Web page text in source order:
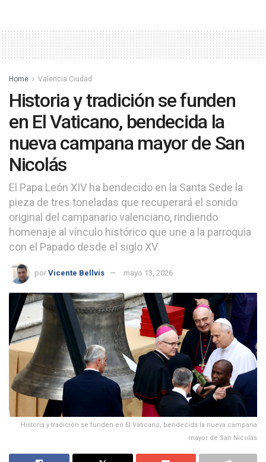
Home Valencia Ciudad
Historia y tradición se funden
en El Vaticano, bendecida la
nueva campana mayor de San
Nicolás
El Papa León XIV ha bendecido en la Santa Sede la
pieza de tres toneladas que recuperará el sonido
original del campanario valenciano, rindiendo
homenaje al vínculo histórico que une a la parroquia
con el Papado desde el siglo XV
por Vicente Bellvis mayo 13, 2026
Historia y tradición se funden en El Vaticano, bendecida la nueva campana
mayor de San Nicolás